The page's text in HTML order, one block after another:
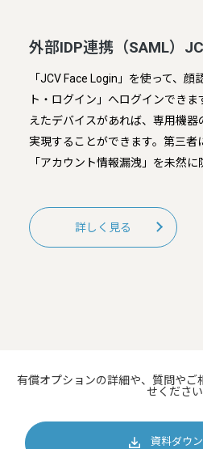
外部IDP連携（SAML）
「JCV Face Login」を使って、顔
ト・ログイン」へログインでき
えたデバイスがあれば、専用機
実現することができます。第三者
「アカウント情報漏洩」を未然に
詳しく見る
有償オプションの詳細や、質問やご
せください
資料ダウ